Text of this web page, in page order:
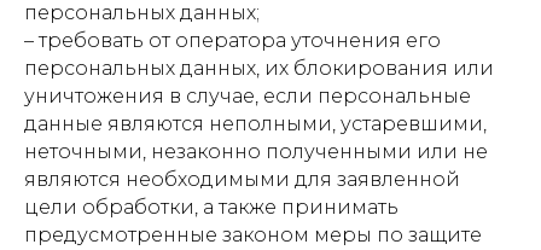
персональных данных;
– требовать от оператора уточнения его
персональных данных, их блокирования или
уничтожения в случае, если персональные
данные являются неполными, устаревшими,
неточными, незаконно полученными или не
являются необходимыми для заявленной
цели обработки, а также принимать
предусмотренные законом меры по защите